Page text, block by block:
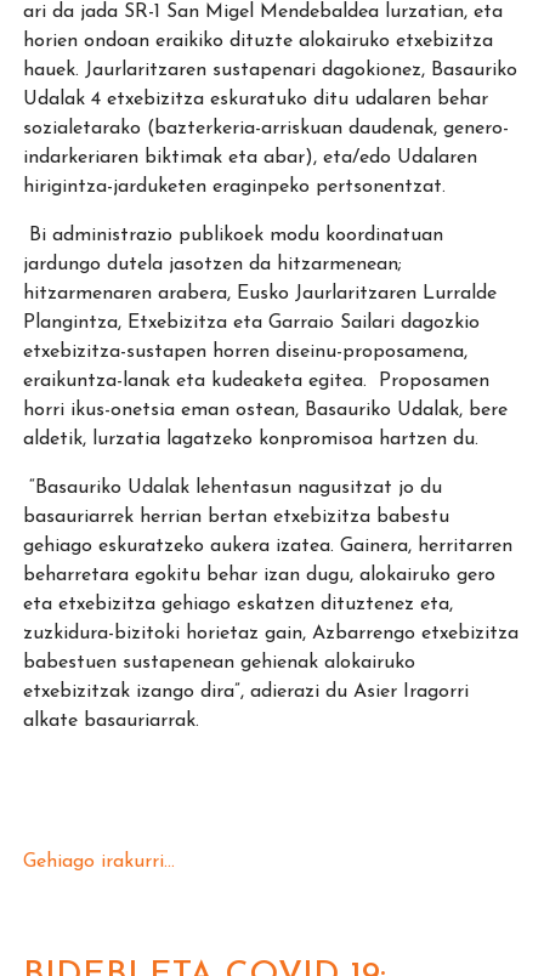
ari da jada SR-1 San Migel Mendebaldea lurzatian, eta
horien ondoan eraikiko dituzte alokairuko etxebizitza
hauek. Jaurlaritzaren sustapenari dagokionez, Basauriko
Udalak 4 etxebizitza eskuratuko ditu udalaren behar
sozialetarako (bazterkeria-arriskuan daudenak, genero-
indarkeriaren biktimak eta abar), eta/edo Udalaren
hirigintza-jarduketen eraginpeko pertsonentzat.
Bi administrazio publikoek modu koordinatuan
jardungo dutela jasotzen da hitzarmenean;
hitzarmenaren arabera, Eusko Jaurlaritzaren Lurralde
Plangintza, Etxebizitza eta Garraio Sailari dagozkio
etxebizitza-sustapen horren diseinu-proposamena,
eraikuntza-lanak eta kudeaketa egitea. Proposamen
horri ikus-onetsia eman ostean, Basauriko Udalak, bere
aldetik, lurzatia lagatzeko konpromisoa hartzen du.
“Basauriko Udalak lehentasun nagusitzat jo du
basauriarrek herrian bertan etxebizitza babestu
gehiago eskuratzeko aukera izatea. Gainera, herritarren
beharretara egokitu behar izan dugu, alokairuko gero
eta etxebizitza gehiago eskatzen dituztenez eta,
zuzkidura-bizitoki horietaz gain, Azbarrengo etxebizitza
babestuen sustapenean gehienak alokairuko
etxebizitzak izango dira”, adierazi du Asier Iragorri
alkate basauriarrak.
Gehiago irakurri...